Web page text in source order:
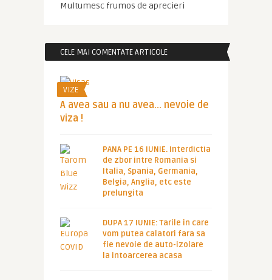
Multumesc frumos de aprecieri
CELE MAI COMENTATE ARTICOLE
VIZE
A avea sau a nu avea… nevoie de
viza !
PANA PE 16 IUNIE. Interdictia
de zbor intre Romania si
Italia, Spania, Germania,
Belgia, Anglia, etc este
prelungita
DUPA 17 IUNIE: Tarile in care
vom putea calatori fara sa
fie nevoie de auto-izolare
la intoarcerea acasa